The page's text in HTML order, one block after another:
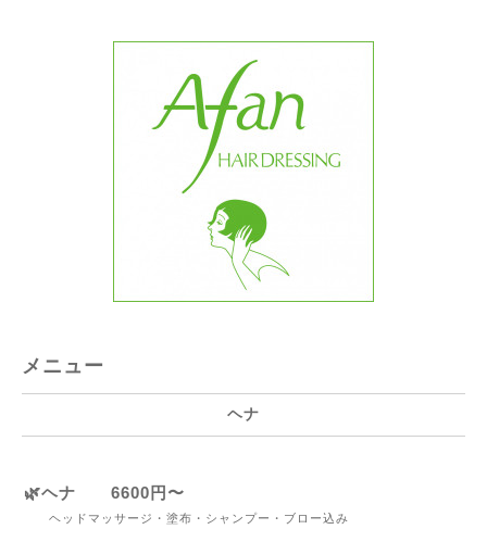
メニュー
ヘナ
🌿ヘナ 6600円〜
ヘッドマッサージ・塗布・シャンプー・ブロー込み